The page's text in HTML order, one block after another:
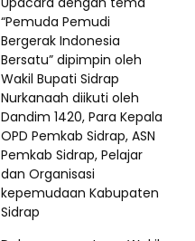
“Pemuda Pemudi
Bergerak Indonesia
Bersatu” dipimpin oleh
Wakil Bupati Sidrap
Nurkanaah diikuti oleh
Dandim 1420, Para Kepala
OPD Pemkab Sidrap, ASN
Pemkab Sidrap, Pelajar
dan Organisasi
kepemudaan Kabupaten
Sidrap